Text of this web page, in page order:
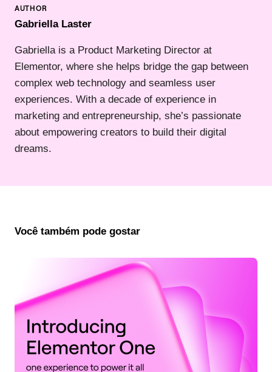
Gabriella Laster
Gabriella is a Product Marketing Director at
Elementor, where she helps bridge the gap between
complex web technology and seamless user
experiences. With a decade of experience in
marketing and entrepreneurship, she’s passionate
about empowering creators to build their digital
dreams.
Você também pode gostar